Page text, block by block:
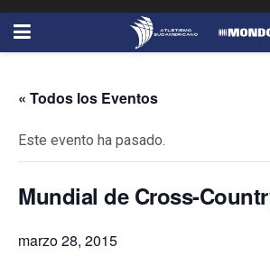
« Todos los Eventos
Este evento ha pasado.
Mundial de Cross-
marzo 28, 2015